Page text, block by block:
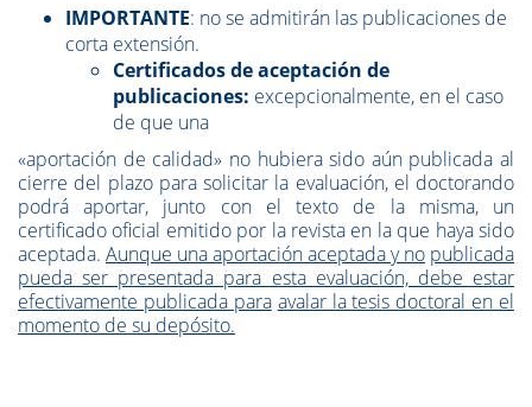
IMPORTANTE: no se admitirán las publicaciones de
corta extensión.
Certificados de aceptación de
publicaciones: excepcionalmente, en el caso
de que una
«aportación de calidad» no hubiera sido aún publicada al
cierre del plazo para solicitar la evaluación, el doctorando
podrá aportar, junto con el texto de la misma, un
certificado oficial emitido por la revista en la que haya sido
aceptada. Aunque una aportación aceptada y no publicada
pueda ser presentada para esta evaluación, debe estar
efectivamente publicada para avalar la tesis doctoral en el
momento de su depósito.